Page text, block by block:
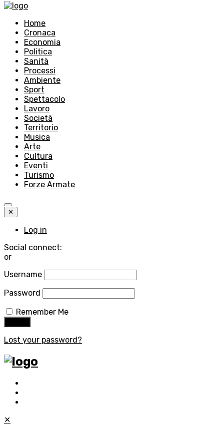
Home
Cronaca
Economia
Politica
Sanità
Processi
Ambiente
Sport
Spettacolo
Lavoro
Società
Territorio
Musica
Arte
Cultura
Eventi
Turismo
Forze Armate
✕
Log in
Social connect:
or
Username
Password
Remember Me
Lost your password?
✕